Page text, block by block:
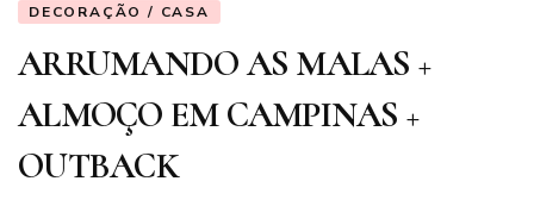
DECORAÇÃO / CASA
ARRUMANDO AS MALAS +
ALMOÇO EM CAMPINAS +
OUTBACK